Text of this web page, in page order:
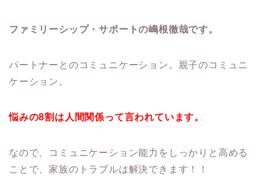
ファミリーシップ・サポートの嶋根徹哉です。
パートナーとのコミュニケーション。親子のコミュニ
ケーション。
悩みの8割は人間関係って言われています。
なので、コミュニケーション能力をしっかりと高める
ことで、家族のトラブルは解決できます！！